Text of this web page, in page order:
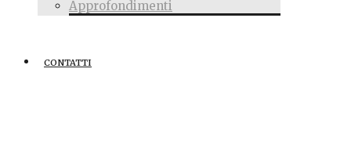
Approfondimenti
CONTATTI